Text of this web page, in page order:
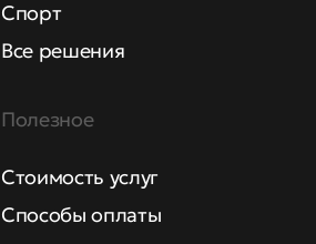
Спорт
Все решения
Полезное
Стоимость услуг
Способы оплаты